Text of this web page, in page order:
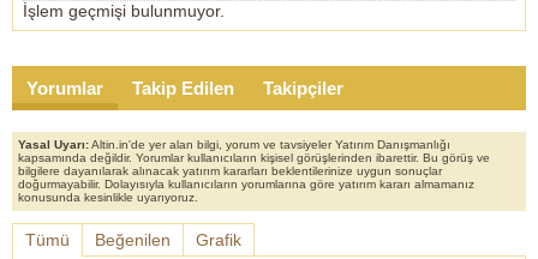
İşlem geçmişi bulunmuyor.
Yorumlar Takip Edilen Takipçiler
Yasal Uyarı:Altin.in'de yer alan bilgi, yorum ve tavsiyeler Yatırım Danışmanlığı
kapsamında değildir. Yorumlar kullanıcıların kişisel görüşlerinden ibarettir. Bu görüş ve
bilgilere dayanılarak alınacak yatırım kararları beklentilerinize uygun sonuçlar
doğurmayabilir. Dolayısıyla kullanıcıların yorumlarına göre yatırım kararı almamanız
konusunda kesinlikle uyarıyoruz.
Tümü Beğenilen Grafik